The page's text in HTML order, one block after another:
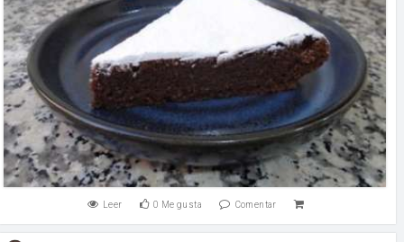
Leer 0 Me gusta Comentar